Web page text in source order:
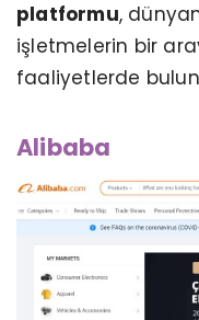
platformu,
işletmelerin bir
faaliyetlerde
Alibaba